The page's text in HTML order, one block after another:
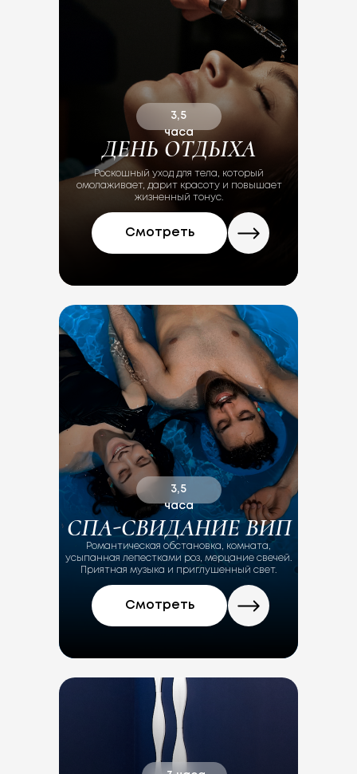
Романтическая обстановка, комната,
усыпанная лепестками роз, мерцание свечей.
Приятная музыка и приглушенный свет.
СПА-СВИДАНИЕ ВИП
3,5
часа
Смотреть
Роскошный уход для тела, который
омолаживает, дарит красоту и повышает
жизненный тонус.
ДЕНЬ ОТДЫХА
3,5
часа
Смотреть
Ляйсан Агишева
Это был мой первый опыт
помещения флоатинга.
Это максимальное
звездами, в море, с
аккуратно, современно,
персонал очень вежлив и
внимателен. Все
предоставляют. Подходит
для кормящих мамочек,